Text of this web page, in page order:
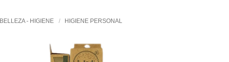
BELLEZA - HIGIENE / HIGIENE PERSONAL